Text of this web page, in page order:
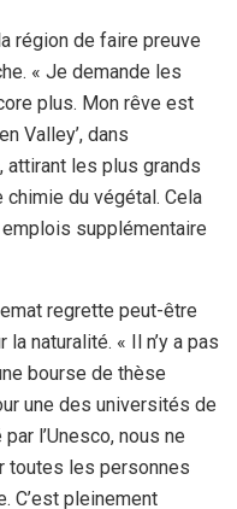
région de faire preuve
« Je demande les
plus. Mon rêve est
Valley’, dans
attirant les plus grands
du végétal. Cela
supplémentaire
regrette peut-être
la naturalité. « Il n’y a pas
bourse de thèse
une des universités de
l’Unesco, nous ne
toutes les personnes
C’est pleinement